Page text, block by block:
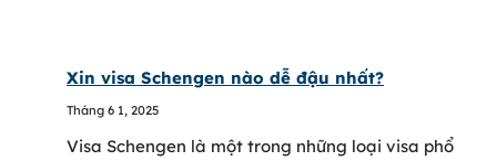
Xin visa Schengen nào dễ đậu nhất?
Tháng 6 1, 2025
Visa Schengen là một trong những loại visa phổ